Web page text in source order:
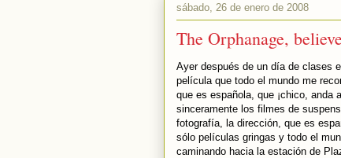
sábado, 26 de enero de 2008
The Orphanage,
Ayer después de un día de clases
película que todo el mundo me
que es española, que ¡chico, anda
sinceramente los filmes de
fotografía, la dirección, que es
sólo películas gringas y todo el
caminando hacia la estación de